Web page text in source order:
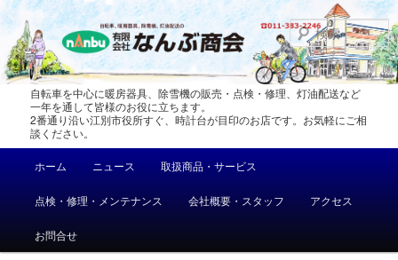
メ
イ
ン
コ
ン
サ
ブ
コ
ン
テ
自転車を中心に暖房器具、除雪機の販売・点検・修理、灯油配送など
一年を通して皆様のお役に立ちます。
2番通り沿い江別市役所すぐ、時計台が目印のお店です。お気軽にご相
談ください。
ュ
ホーム ニュース 取扱商品・サービス
点検・修理・メンテナンス 会社概要・スタッフ アクセス
お問合せ